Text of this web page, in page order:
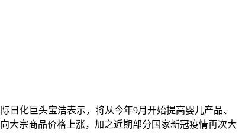
日化巨头宝洁表示，将从今年9月开始提高婴儿产品、
大宗商品价格上涨，加之近期部分国家新冠疫情再次大